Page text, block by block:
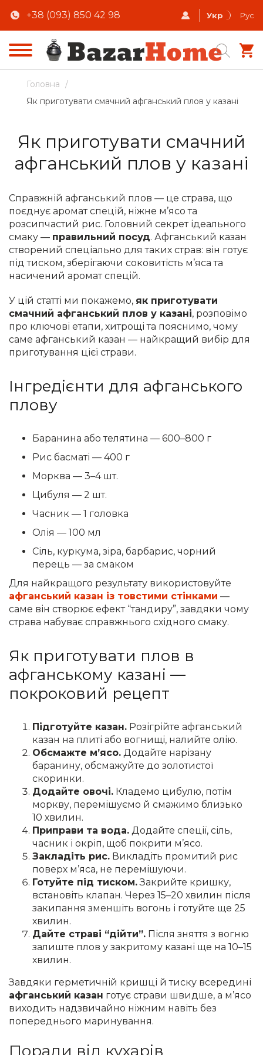
+38 (093) 850 42 98 Укр Рус
Головна /
Як приготувати смачний афганський плов у казані
Як приготувати смачний
афганський плов у казані
Справжній афганський плов — це страва, що
поєднує аромат спецій, ніжне м’ясо та
розсипчастий рис. Головний секрет ідеального
смаку — правильний посуд. Афганський казан
створений спеціально для таких страв: він готує
під тиском, зберігаючи соковитість м’яса та
насичений аромат спецій.
У цій статті ми покажемо, як приготувати
смачний афганський плов у казані, розповімо
про ключові етапи, хитрощі та пояснимо, чому
саме афганський казан — найкращий вибір для
приготування цієї страви.
Інгредієнти для афганського
плову
Баранина або телятина — 600–800 г
Рис басматі — 400 г
Морква — 3–4 шт.
Цибуля — 2 шт.
Часник — 1 головка
Олія — 100 мл
Сіль, куркума, зіра, барбарис, чорний
перець — за смаком
Для найкращого результату використовуйте
афганський казан із товстими стінками —
саме він створює ефект “тандиру”, завдяки чому
страва набуває справжнього східного смаку.
Як приготувати плов в
афганському казані —
покроковий рецепт
Підготуйте казан. Розігрійте афганський
казан на плиті або вогнищі, налийте олію.
Обсмажте м’ясо. Додайте нарізану
баранину, обсмажуйте до золотистої
скоринки.
Додайте овочі. Кладемо цибулю, потім
моркву, перемішуємо й смажимо близько
10 хвилин.
Приправи та вода. Додайте спеції, сіль,
часник і окріп, щоб покрити м’ясо.
Закладіть рис. Викладіть промитий рис
поверх м’яса, не перемішуючи.
Готуйте під тиском.Закрийте кришку,
встановіть клапан. Через 15–20 хвилин після
закипання зменшіть вогонь і готуйте ще 25
хвилин.
Дайте страві “дійти”. Після зняття з вогню
залиште плов у закритому казані ще на 10–15
хвилин.
Завдяки герметичній кришці й тиску всередині
афганський казан готує страви швидше, а м’ясо
виходить надзвичайно ніжним навіть без
попереднього маринування.
Поради від кухарів